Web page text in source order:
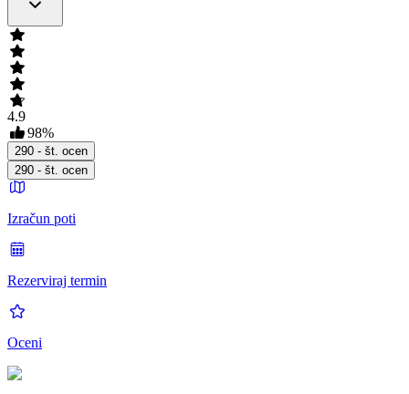
4.9
98%
290 - št. ocen
290 - št. ocen
Izračun poti
Rezerviraj termin
Oceni